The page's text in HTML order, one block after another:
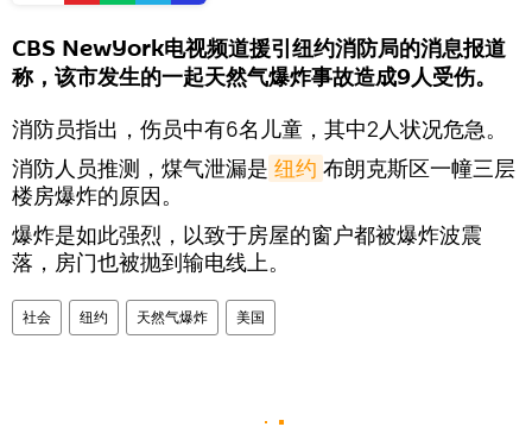
CBS NewYork电视频道援引纽约消防局的消息报道
称，该市发生的一起天然气爆炸事故造成9人受伤。
消防员指出，伤员中有6名儿童，其中2人状况危急。
消防人员推测，煤气泄漏是 纽约 布朗克斯区一幢三层
楼房爆炸的原因。
爆炸是如此强烈，以致于房屋的窗户都被爆炸波震
落，房门也被抛到输电线上。
社会 纽约 天然气爆炸 美国